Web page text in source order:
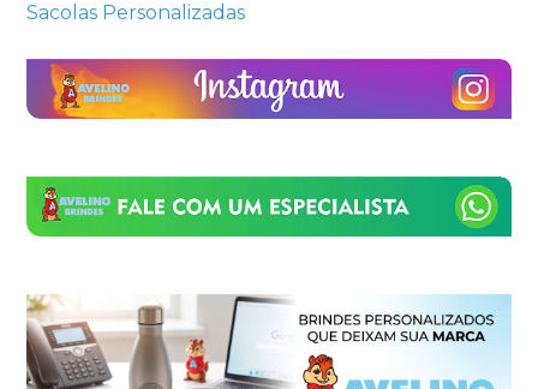
Sacolas Personalizadas